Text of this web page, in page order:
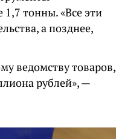
тонны. «Все эти
а позднее,
ведомству товаров,
рублей», —